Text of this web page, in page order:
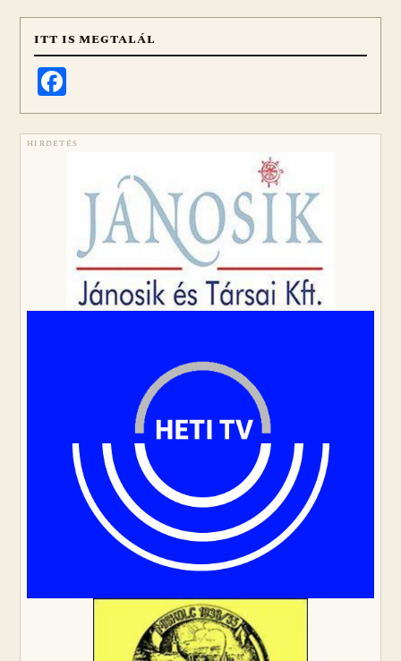
ITT IS MEGTALÁL
HIRDETÉS